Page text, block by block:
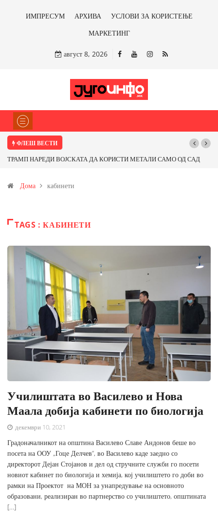
ИМПРЕСУМ АРХИВА
УСЛОВИ ЗА КОРИСТЕЊЕ
МАРКЕТИНГ
август 8, 2026
ФЛЕШ ВЕСТИ
ТРАМП НАРЕДИ ВОЈСКАТА ДА КОРИСТИ МЕТАЛИ САМО ОД САД
Иловица и со антимонот?
Дома кабинети
TAGS : КАБИНЕТИ
Училиштата во Василево и Нова
Маала добија кабинети по биологија
декември 10, 2021
Градоначалникот на општина Василево Славе Андонов беше во
посета на ООУ „Гоце Делчев“, во Василево каде заедно со
директорот Дејан Стојанов и дел од стручните служби го посети
новиот кабинет по биологија и хемија, кој училиштето го доби во
рамки на Проектот на МОН за унапредување на основното
образовани, реализиран во партнерство со училиштето, општината
[…]